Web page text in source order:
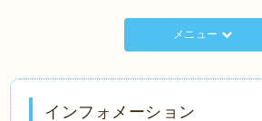
メニュー
インフォメーション